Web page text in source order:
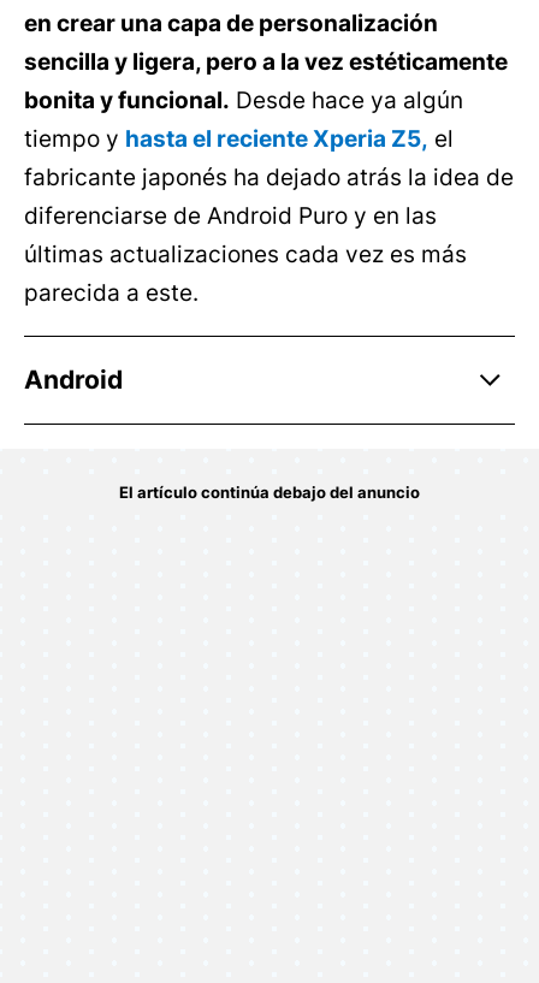
en crear una capa de personalización
sencilla y ligera, pero a la vez estéticamente
bonita y funcional. Desde hace ya algún
tiempo y hasta el reciente Xperia Z5, el
fabricante japonés ha dejado atrás la idea de
diferenciarse de Android Puro y en las
últimas actualizaciones cada vez es más
parecida a este.
Android